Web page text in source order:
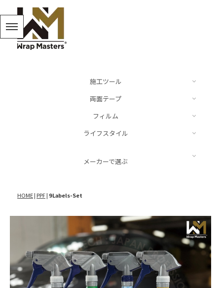
施工ツール
スキージー、ヘラ
その他
両面テープ
Mercedes Benz
Porsche
Alfa Romeo
Ferrari
Fiat
Lamborghini
フィルム
NEOPPF
Dot Matrix®︎
Ultimate Plus®︎ Carbon
ライフスタイル
ステッカー
Paint is Dead
NASIOL
メーカーで選ぶ
NEOPPF
SLIPLO
WRAPAXE
HOME| PPF| 9Labels-Set